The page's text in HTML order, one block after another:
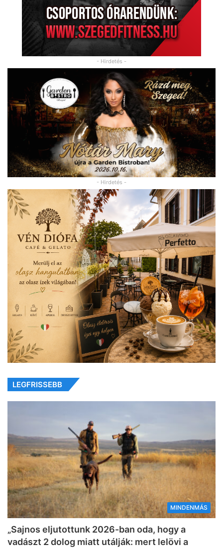
- Hirdetés -
- Hirdetés -
LEGFRISSEBB
MINDENMÁS
„Sajnos eljutottunk 2026-ban oda, hogy a
vadászt 2 dolog miatt utálják: mert lelövi a